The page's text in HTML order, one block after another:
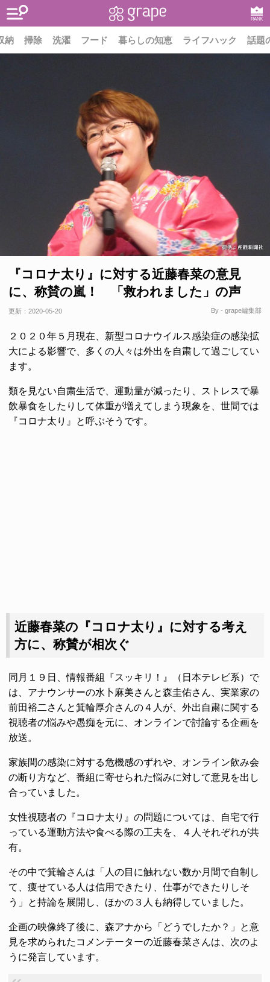
RANK
納 掃除 洗濯 フード 暮らしの知恵 ライフハック 話題
『コロナ太り』に対する近藤春菜の意見
に、称賛の嵐！ 「救われました」の声
更新： 2020-05-20 By - grape編集部
２０２０年５月現在、新型コロナウイルス感染症の感染拡
大による影響で、多くの人々は外出を自粛して過ごしてい
ます。
類を見ない自粛生活で、運動量が減ったり、ストレスで暴
飲暴食をしたりして体重が増えてしまう現象を、世間では
『コロナ太り』と呼ぶそうです。
近藤春菜の『コロナ太り』に対する考え
方に、称賛が相次ぐ
同月１９日、情報番組『スッキリ！』（日本テレビ系）で
は、アナウンサーの水卜麻美さんと森圭佑さん、実業家の
前田裕二さんと箕輪厚介さんの４人が、外出自粛に関する
視聴者の悩みや愚痴を元に、オンラインで討論する企画を
放送。
家族間の感染に対する危機感のずれや、オンライン飲み会
の断り方など、番組に寄せられた悩みに対して意見を出し
合っていました。
女性視聴者の『コロナ太り』の問題については、自宅で行
っている運動方法や食べる際の工夫を、４人それぞれが共
有。
その中で箕輪さんは「人の目に触れない数か月間で自制し
て、痩せている人は信用できたり、仕事ができたりしそ
う」と持論を展開し、ほかの３人も納得していました。
企画の映像終了後に、森アナから「どうでしたか？」と意
見を求められたコメンテーターの近藤春菜さんは、次のよ
うに発言しています。